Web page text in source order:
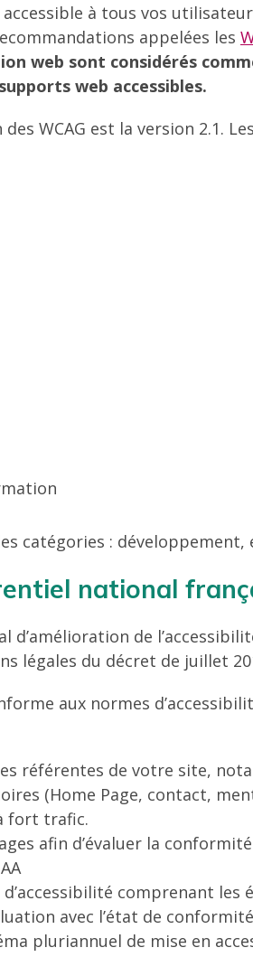
à tous vos
appelées les
web sont considérés
web accessibles.
WCAG est la version 2.1.
catégories :
national
d’amélioration de
légales du décret de juillet
aux normes
référentes de votre site,
(Home Page, contact,
fort trafic.
afin d’évaluer la
comprenant les
avec l’état de
pluriannuel de mise en